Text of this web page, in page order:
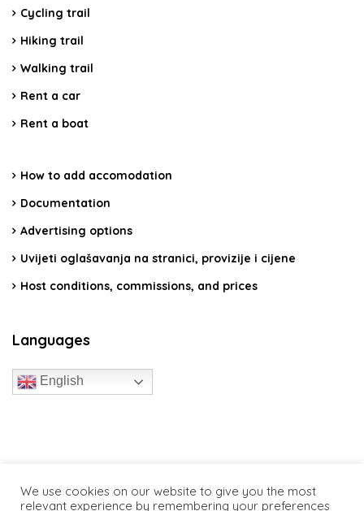
Cycling trail
Hiking trail
Walking trail
Rent a car
Rent a boat
How to add accomodation
Documentation
Advertising options
Uvijeti oglašavanja na stranici, provizije i cijene
Host conditions, commissions, and prices
Languages
English
We use cookies on our website to give you the most
relevant experience by remembering your preferences